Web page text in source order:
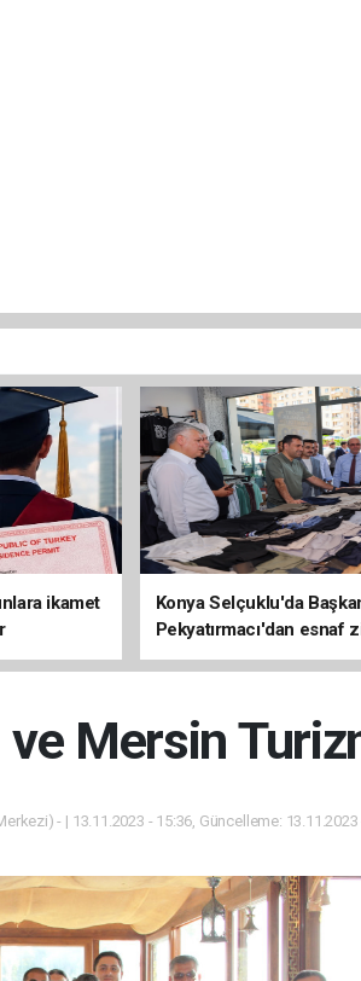
ikamet
Konya Selçuklu'da
Pekyatırmacı'dan esnaf
ve Mersin
- | 13.11.2023 - 15:36, Güncelleme: 13.11.2023